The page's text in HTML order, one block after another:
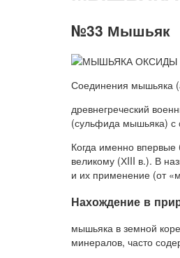
№33 Мышьяк
Соединения мышьяка
древнегреческий
(сульфида мышьяка) с
Когда именно
великому (ХIII в.). В
и их применение (от
Нахождение в
мышьяка в земной
минералов, часто